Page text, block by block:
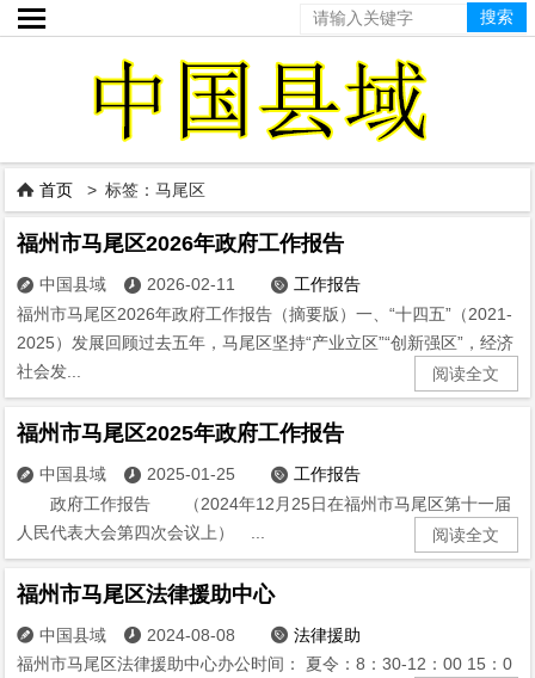

 首页 > 标签：马尾区
福州市马尾区2026年政府工作报告
 中国县域  2026-02-11  工作报告
福州市马尾区2026年政府工作报告（摘要版）一、“十四五”（2021-
2025）发展回顾过去五年，马尾区坚持“产业立区”“创新强区”，经济
社会发...
阅读全文
福州市马尾区2025年政府工作报告
 中国县域  2025-01-25  工作报告
政府工作报告 （2024年12月25日在福州市马尾区第十一届
人民代表大会第四次会议上） ...
阅读全文
福州市马尾区法律援助中心
 中国县域  2024-08-08  法律援助
福州市马尾区法律援助中心办公时间： 夏令：8：30-12：00 15：0